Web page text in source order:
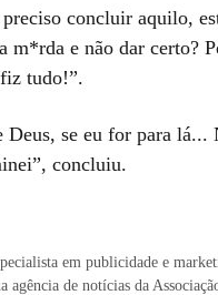
concluir aquilo,
e não dar certo?
tudo!”.
se eu for para lá...
concluiu.
em publicidade e
agência de notícias da